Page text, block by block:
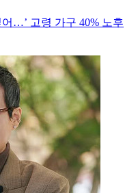
…’ 고령 가구 40% 노후